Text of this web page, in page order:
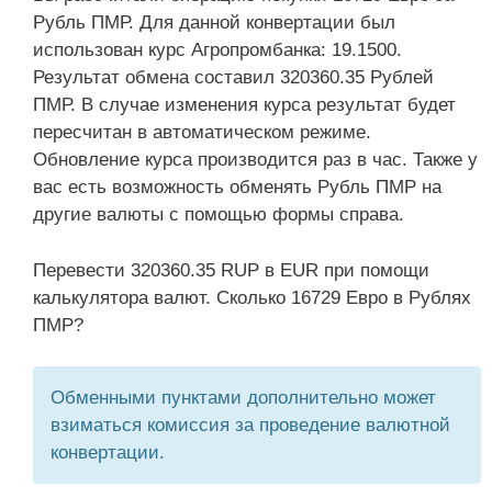
Рубль ПМР. Для данной конвертации был
использован курс Агропромбанка: 19.1500.
Результат обмена составил 320360.35 Рублей
ПМР. В случае изменения курса результат будет
пересчитан в автоматическом режиме.
Обновление курса производится раз в час. Также у
вас есть возможность обменять Рубль ПМР на
другие валюты с помощью формы справа.
Перевести 320360.35 RUP в EUR при помощи
калькулятора валют. Сколько 16729 Евро в Рублях
ПМР?
Обменными пунктами дополнительно может
взиматься комиссия за проведение валютной
конвертации.